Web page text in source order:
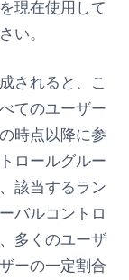
現在使用して
い。
されると、こ
てのユーザー
時点以降に参
ロールグルー
該当するラン
バルコントロ
多くのユーザ
ーの一定割合